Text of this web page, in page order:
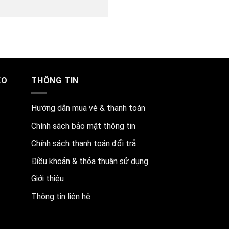
THÔNG TIN
Hướng dẫn mua vé & thanh toán
Chính sách bảo mật thông tin
Chính sách thanh toán đổi trả
Điều khoản & thỏa thuận sử dụng
Giới thiệu
Thông tin liên hệ